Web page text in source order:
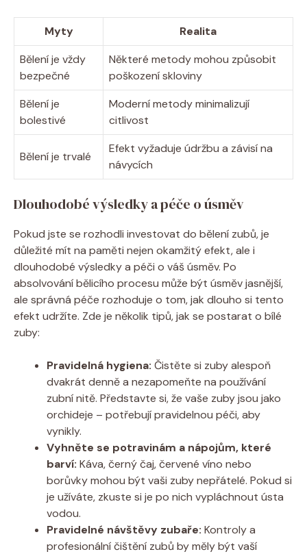
Myty
Realita
Bělení je vždy
bezpečné
Některé metody mohou způsobit
poškození skloviny
Bělení je
bolestivé
Moderní metody minimalizují
citlivost
Bělení je trvalé
Efekt vyžaduje údržbu a závisí na
návycích
Dlouhodobé výsledky a péče o úsměv
Pokud jste se rozhodli investovat do bělení zubů, je
důležité mít na paměti nejen okamžitý efekt, ale i
dlouhodobé výsledky a péči o váš úsměv. Po
absolvování bělicího procesu může být úsměv jasnější,
ale správná péče rozhoduje o tom, jak dlouho si tento
efekt udržíte. Zde je několik tipů, jak se postarat o bílé
zuby:
Pravidelná hygiena: Čistěte si zuby alespoň
dvakrát denně a nezapomeňte na používání
zubní nitě. Představte si, že vaše zuby jsou jako
orchideje – potřebují pravidelnou péči, aby
vynikly.
Vyhněte se potravinám a nápojům, které
barví: Káva, černý čaj, červené víno nebo
borůvky mohou být vaši zuby nepřátelé. Pokud si
je užíváte, zkuste si je po nich vypláchnout ústa
vodou.
Pravidelné návštěvy zubaře: Kontroly a
profesionální čištění zubů by měly být vaší